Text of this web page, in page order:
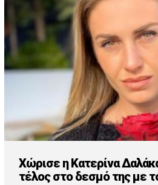
Χώρισε η Κατερίνα
τέλος στο δεσμό της με